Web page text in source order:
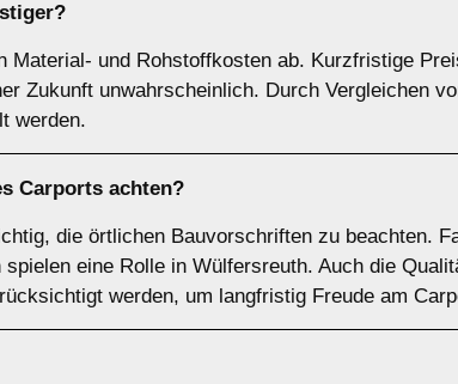
Material- und Rohstoffkosten ab. Kurzfristige
Zukunft unwahrscheinlich. Durch Vergleichen
werden.
Carports achten?
die örtlichen Bauvorschriften zu beachten.
spielen eine Rolle in Wülfersreuth. Auch die
werden, um langfristig Freude am